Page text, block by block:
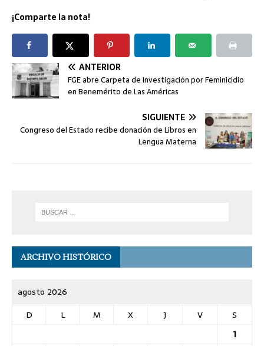
¡Comparte la nota!
ANTERIOR
FGE abre Carpeta de Investigación por Feminicidio
en Benemérito de Las Américas
SIGUIENTE
Congreso del Estado recibe donación de Libros en
Lengua Materna
ARCHIVO HISTÓRICO
agosto 2026
D
L M X J V
S
1